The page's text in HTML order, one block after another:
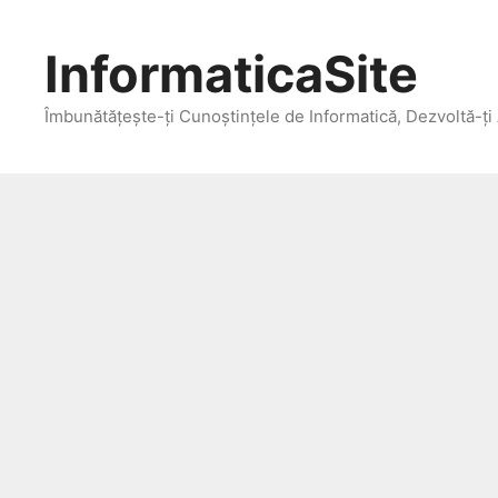
contentInformaticaSite
Îmbunătățește-ți Cunoștințele de Informatică, Dezvoltă-